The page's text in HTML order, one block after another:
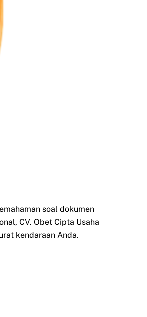
soal dokumen
CV. Obet Cipta Usaha
kendaraan Anda.